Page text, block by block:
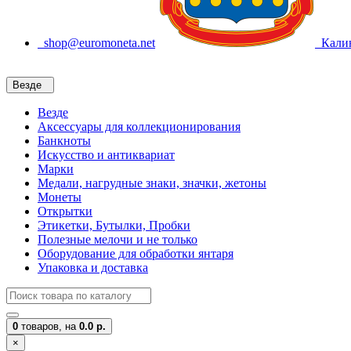
shop@euromoneta.net
Везде
Везде
Аксессуары для коллекционирования
Банкноты
Искусство и антиквариат
Марки
Медали, нагрудные знаки, значки, жетоны
Монеты
Открытки
Этикетки, Бутылки, Пробки
Полезные мелочи и не только
Оборудование для обработки янтаря
Упаковка и доставка
0 товаров, на 0.0 р.
×